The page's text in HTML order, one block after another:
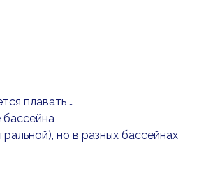
плавать …
но в разных бассейнах